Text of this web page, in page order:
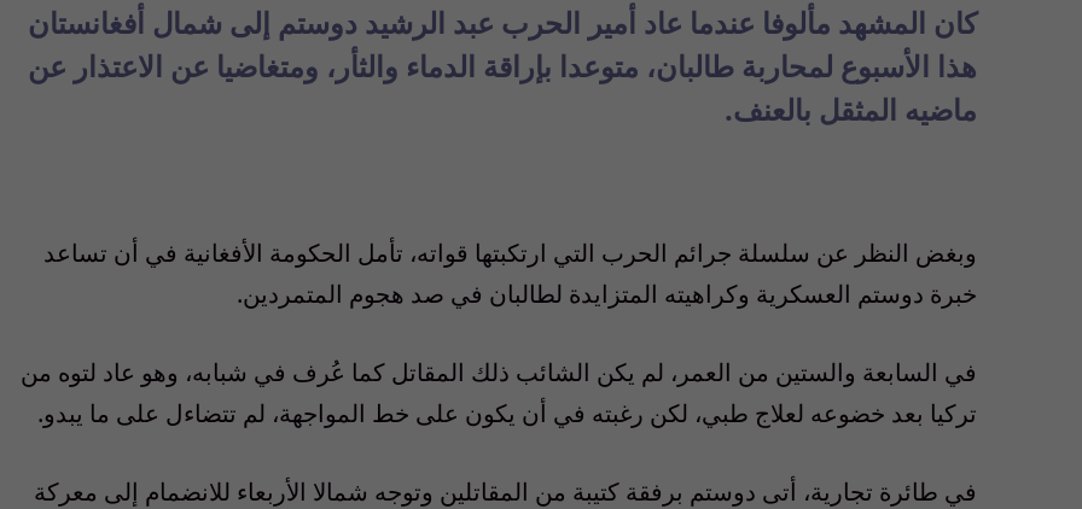
كان المشهد مألوفا عندما عاد أمير الحرب عبد الرشيد دوستم إلى شمال أفغانستان
هذا الأسبوع لمحاربة طالبان، متوعدا بإراقة الدماء والثأر، ومتغاضيا عن الاعتذار عن
ماضيه المثقل بالعنف.
وبغض النظر عن سلسلة جرائم الحرب التي ارتكبتها قواته، تأمل الحكومة الأفغانية في أن تساعد
خبرة دوستم العسكرية وكراهيته المتزايدة لطالبان في صد هجوم المتمردين.
في السابعة والستين من العمر، لم يكن الشائب ذلك المقاتل كما عُرف في شبابه، وهو عاد لتوه من
تركيا بعد خضوعه لعلاج طبي، لكن رغبته في أن يكون على خط المواجهة، لم تتضاءل على ما يبدو.
في طائرة تجارية، أتى دوستم برفقة كتيبة من المقاتلين وتوجه شمالا الأربعاء للانضمام إلى معركة